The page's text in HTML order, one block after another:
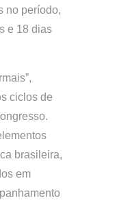
no período,
e 18 dias
ciclos de
brasileira,
em